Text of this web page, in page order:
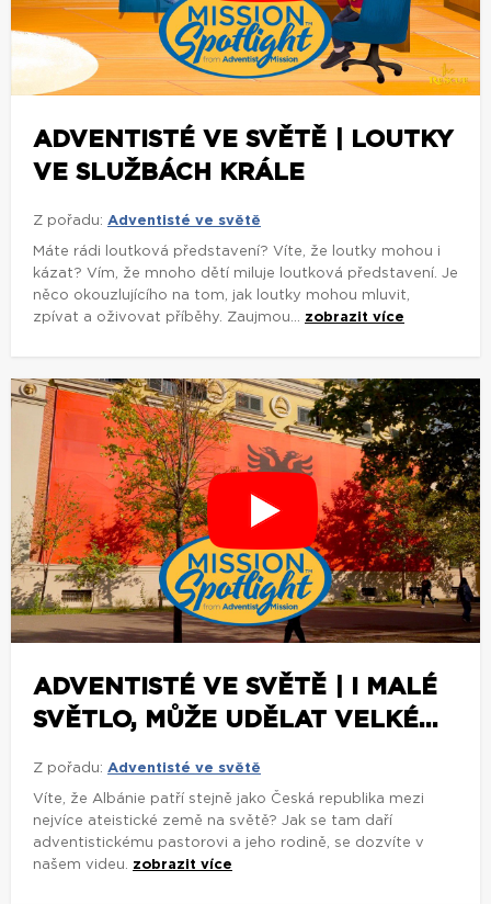
ADVENTISTÉ VE SVĚTĚ | LOUTKY
VE SLUŽBÁCH KRÁLE
Z pořadu: Adventisté ve světě
Máte rádi loutková představení? Víte, že loutky mohou i
kázat? Vím, že mnoho dětí miluje loutková představení. Je
něco okouzlujícího na tom, jak loutky mohou mluvit,
zpívat a oživovat příběhy. Zaujmou... zobrazit více
ADVENTISTÉ VE SVĚTĚ | I MALÉ
SVĚTLO, MŮŽE UDĚLAT VELKÉ...
Z pořadu: Adventisté ve světě
Víte, že Albánie patří stejně jako Česká republika mezi
nejvíce ateistické země na světě? Jak se tam daří
adventistickému pastorovi a jeho rodině, se dozvíte v
našem videu. zobrazit více